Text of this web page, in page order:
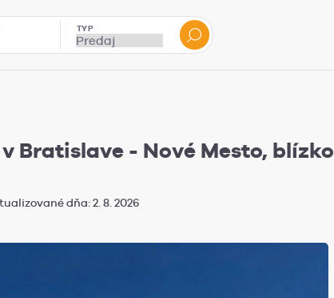
TYP
Bratislave - Nové Mesto, blízko
dňa: 2. 8. 2026